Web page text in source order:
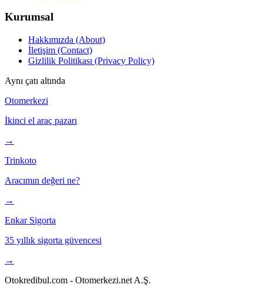
Kurumsal
Hakkımızda (About)
İletişim (Contact)
Gizlilik Politikası (Privacy Policy)
Aynı çatı altında
Otomerkezi
İkinci el araç pazarı
→
Trinkoto
Aracımın değeri ne?
→
Enkar Sigorta
35 yıllık sigorta güvencesi
→
Otokredibul.com - Otomerkezi.net A.Ş.